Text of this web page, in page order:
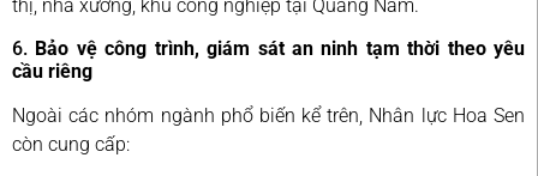
thị, nhà xưởng, khu công nghiệp tại Quảng Nam.
6. Bảo vệ công trình, giám sát an ninh tạm thời theo yêu
cầu riêng
Ngoài các nhóm ngành phổ biến kể trên, Nhân lực Hoa Sen
còn cung cấp: